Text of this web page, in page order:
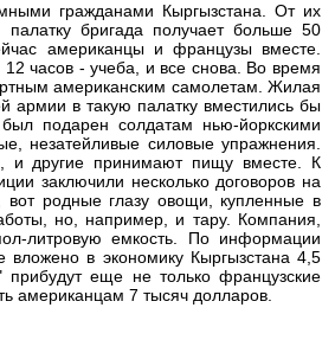
гражданами Кыргызстана. От их
бригада получает больше 50
американцы и французы вместе.
часов - учеба, и все снова. Во время
американским самолетам. Жилая
армии в такую палатку вместились бы
подарен солдатам нью-йоркскими
незатейливые силовые упражнения.
и другие принимают пищу вместе. К
заключили несколько договоров на
вот родные глазу овощи, купленные в
но, например, и тару. Компания,
литровую емкость. По информации
в экономику Кыргызстана 4,5
еще не только французские
американцам 7 тысяч долларов.